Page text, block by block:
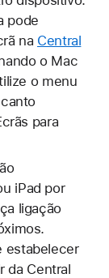
pode
na Central
o Mac
o menu
para
iPad por
ligação
estabelecer
da Central